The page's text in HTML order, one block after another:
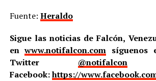
Fuente: Heraldo
Sigue las noticias de Falcón,
enwww.notifalcon.com síguenos
Twitter @notifalcony
Facebook:https://